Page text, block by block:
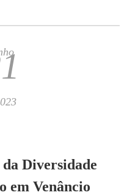
Diversidade
em Venâncio